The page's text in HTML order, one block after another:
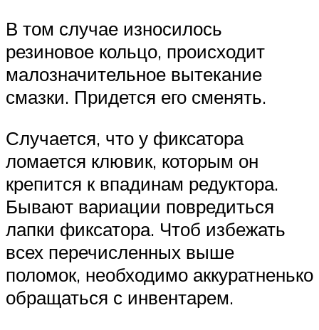
В том случае износилось
резиновое кольцо, происходит
малозначительное вытекание
смазки. Придется его сменять.
Случается, что у фиксатора
ломается клювик, которым он
крепится к впадинам редуктора.
Бывают вариации повредиться
лапки фиксатора. Чтоб избежать
всех перечисленных выше
поломок, необходимо аккуратненько
обращаться с инвентарем.